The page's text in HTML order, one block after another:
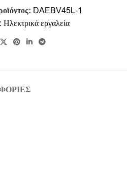
DAEBV45L-1
Ηλεκτρικά εργαλεία